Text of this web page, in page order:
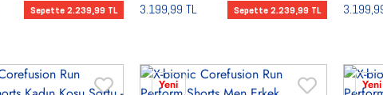
Sepette 2.239,99 TL 3.199,99 TL Sepette 2.239,99 TL
Yeni Yeni